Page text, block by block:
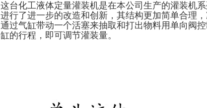
这台化工液体定量灌装机是在本公司生产的灌装机
进行了进一步的改造和创新，其结构更加简单合理
通过气缸带动一个活塞来抽取和打出物料用单向阀
缸的行程，即可调节灌装量。